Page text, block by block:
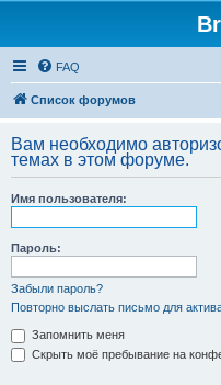
FAQ
Список форумов
Вам необходимо
темах в этом форуме.
Имя пользователя:
Пароль:
Забыли пароль?
Повторно выслать письмо для
Запомнить меня
Скрыть моё пребывание на